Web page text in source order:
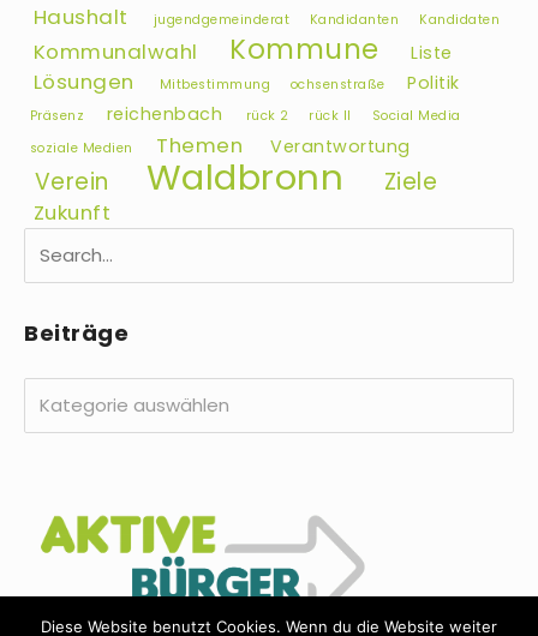
Haushalt jugendgemeinderat Kandidanten Kandidaten
Kommunalwahl Kommune Liste
Lösungen Mitbestimmung ochsenstraße Politik
Präsenz reichenbach rück 2 rück II
Social Media
soziale Medien
Themen Verantwortung
Verein Waldbronn Ziele
Zukunft
Beiträge
Diese Website benutzt Cookies. Wenn du die Website weiter